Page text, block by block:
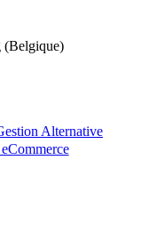
(Belgique)
Alternative